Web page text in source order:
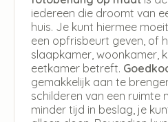
iedereen die droomt van
huis. Je kunt hiermee
een opfrisbeurt geven, of
slaapkamer, woonkamer,
eetkamer betreft.
gemakkelijk aan te
schilderen van een ruimte
minder tijd in beslag, je